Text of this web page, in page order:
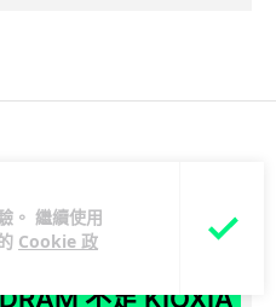
。 繼續使用
Cookie 政
不足 KIOXIA